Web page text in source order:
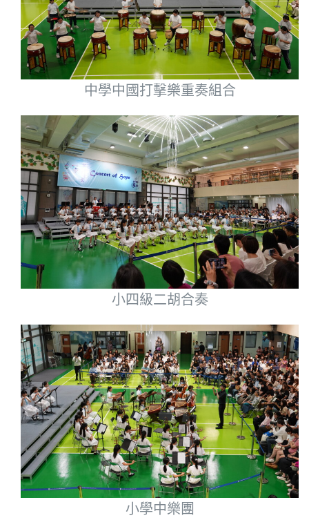
中學中國打擊樂重奏組合
小四級二胡合奏
小學中樂團